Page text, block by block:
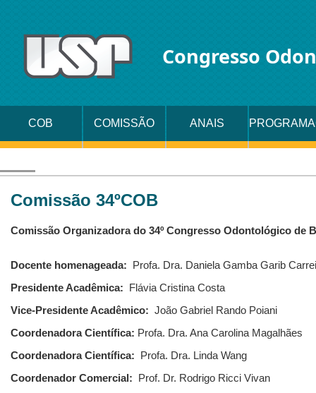
Congresso
COB COMISSÃO ANAIS
Comissão 34ºCOB
Comissão Organizadora do 34º Congresso Odontológico de
Docente homenageada: Profa. Dra. Daniela Gamba Garib
Presidente Acadêmica: Flávia Cristina Costa
Vice-Presidente Acadêmico: João Gabriel Rando Poiani
Coordenadora Científica: Profa. Dra. Ana Carolina Magalhães
Coordenadora Científica: Profa. Dra. Linda Wang
Coordenador Comercial: Prof. Dr. Rodrigo Ricci Vivan